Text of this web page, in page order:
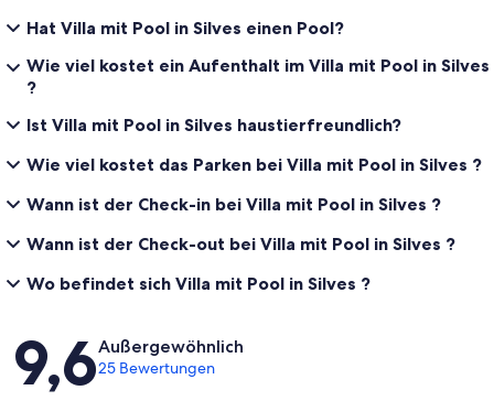
Hat Villa mit Pool in Silves einen Pool?
Wie viel kostet ein Aufenthalt im Villa mit Pool in Silves
?
Ist Villa mit Pool in Silves haustierfreundlich?
Wie viel kostet das Parken bei Villa mit Pool in Silves ?
Wann ist der Check-in bei Villa mit Pool in Silves ?
Wann ist der Check-out bei Villa mit Pool in Silves ?
Wo befindet sich Villa mit Pool in Silves ?
Bewertungen
9,6Außergewöhnlich
25 Bewertungen